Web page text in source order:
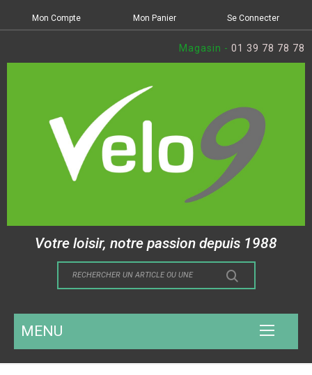
Mon Compte Mon Panier Se Connecter
Magasin - 01 39 78 78 78
Votre loisir, notre passion depuis 1988
MENU